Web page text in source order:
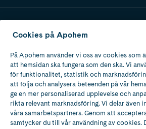
Ladda ner vår app
Apotek med tillstånd
av Läkemedelsverket
Cookies på Apohem
På Apohem använder vi oss av cookies som
att hemsidan ska fungera som den ska. Vi
för funktionalitet, statistik och
att följa och analysera beteenden på vår
ge en mer personaliserad upplevelse och
rikta relevant marknadsföring. Vi delar även
våra samarbetspartners. Genom att
samtycker du till vår användning av cookies.